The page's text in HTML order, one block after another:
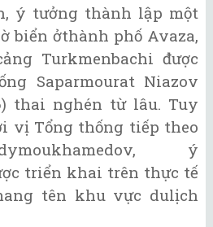
ý tưởng thành lập một
biển ởthành phố Avaza,
Turkmenbachi được
Saparmourat Niazov
thai nghén từ lâu. Tuy
vị Tổng thống tiếp theo
ý
triển khai trên thực tế
tên khu vực dulịch